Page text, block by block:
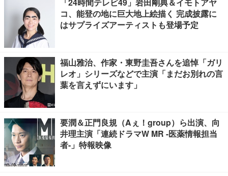
コ、能登の地に巨大地上絵描く 完成披露に
はサプライズアーティストも登場予定
福山雅治、作家・東野圭吾さんを追悼「ガリ
レオ」シリーズなどで主演「まだお別れの言
葉を言えずにいます」
要潤＆正門良規（Aぇ！group）ら出演、向
井理主演「連続ドラマW MR -医薬情報担当
者-」特報映像